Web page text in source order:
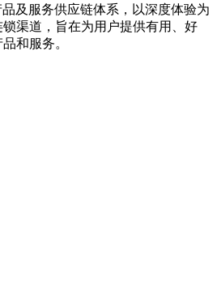
及服务供应链体系，以深度体验为
渠道，旨在为用户提供有用、好
和服务。